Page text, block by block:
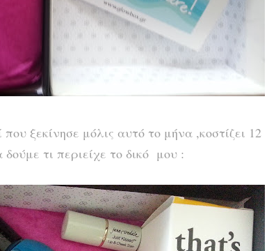
ξεκίνησε μόλις αυτό το μήνα ,κοστίζει 12
τι περιείχε το δικό μου :